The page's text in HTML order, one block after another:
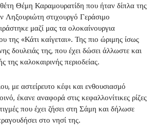
Θέμη Καραμουρατίδη που ήταν δίπλα της
Ληξουριώτη στιχουργό Γεράσιμο
μαζί μας τα ολοκαίνουργια
της «Κάτι καίγεται». Της πιο ώριμης ίσως
δουλειάς της, που έχει δώσει άλλωστε και
της καλοκαιρινής περιοδείας.
με αστείρευτο κέφι και ενθουσιασμό
έκανε αναφορά στις κεφαλλονίτικες ρίζες
που έχει ζήσει στη Σάμη και δήλωσε
στο νησί της.